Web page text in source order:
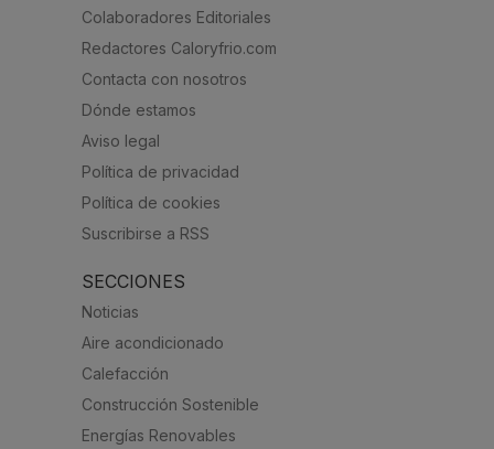
Colaboradores Editoriales
Redactores Caloryfrio.com
Contacta con nosotros
Dónde estamos
Aviso legal
Política de privacidad
Política de cookies
Suscribirse a RSS
SECCIONES
Noticias
Aire acondicionado
Calefacción
Construcción Sostenible
Energías Renovables